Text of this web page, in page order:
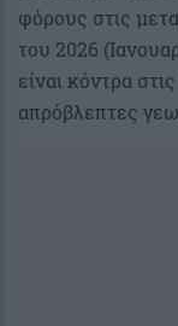
φόρους στις
του 2026
είναι κόντρα
απρόβλεπτες